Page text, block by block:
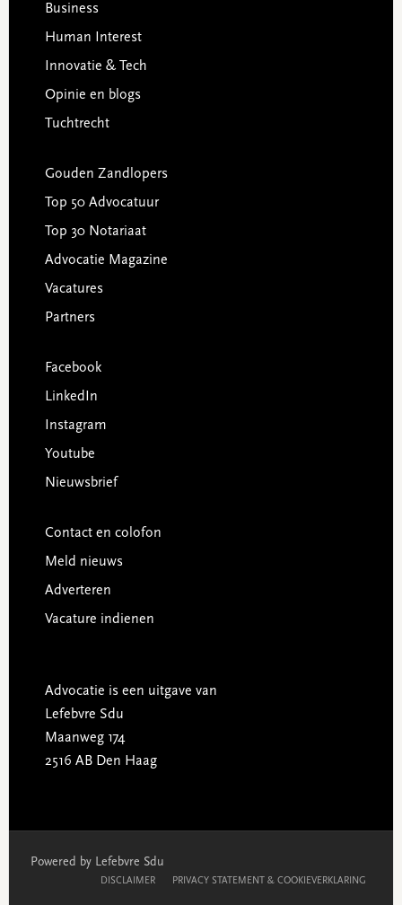
Business
Human Interest
Innovatie & Tech
Opinie en blogs
Tuchtrecht
Gouden Zandlopers
Top 50 Advocatuur
Top 30 Notariaat
Advocatie Magazine
Vacatures
Partners
Facebook
LinkedIn
Instagram
Youtube
Nieuwsbrief
Contact en colofon
Meld nieuws
Adverteren
Vacature indienen
Advocatie is een uitgave van
Lefebvre Sdu
Maanweg 174
2516 AB Den Haag
Powered by Lefebvre Sdu
DISCLAIMER PRIVACY STATEMENT & COOKIEVERKLARING